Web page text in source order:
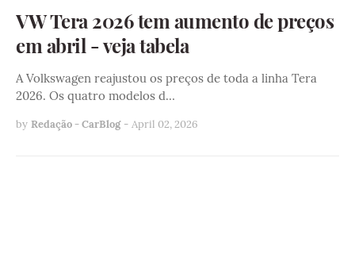
VW Tera 2026 tem aumento de preços
em abril - veja tabela
A Volkswagen reajustou os preços de toda a linha Tera
2026. Os quatro modelos d…
by Redação - CarBlog - April 02, 2026